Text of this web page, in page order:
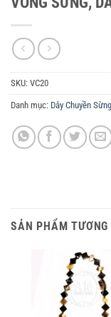
SKU: VC20
Danh mục: Dây Chuyền Sừng
SẢN PHẨM